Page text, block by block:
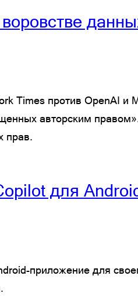
Times против OpenAI
авторским
прав.
для
приложение для